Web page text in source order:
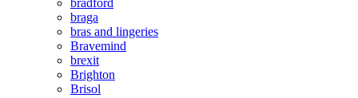
braga
bras and lingeries
Bravemind
brexit
Brighton
Brisol